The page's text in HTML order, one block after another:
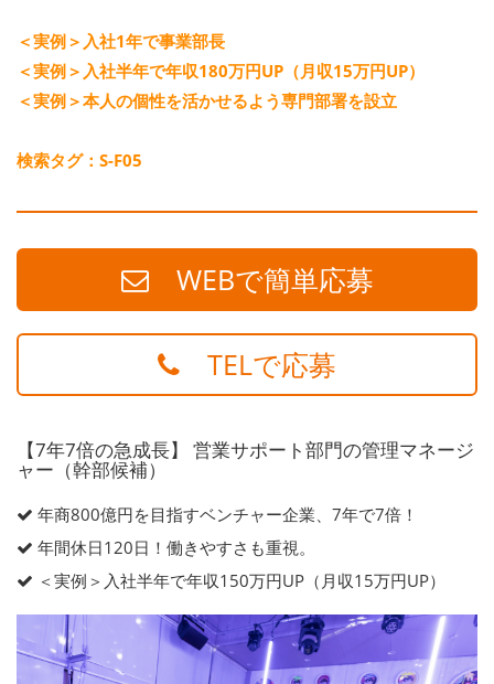
＜実例＞入社1年で事業部長
＜実例＞入社半年で年収180万円UP（月収15万円UP）
＜実例＞本人の個性を活かせるよう専門部署を設立
検索タグ：S-F05
WEBで簡単応募
TELで応募
【7年7倍の急成長】 営業サポート部門の管理マネージ
ャー（幹部候補）
年商800億円を目指すベンチャー企業、7年で7倍！
年間休日120日！働きやすさも重視。
＜実例＞入社半年で年収150万円UP（月収15万円UP）